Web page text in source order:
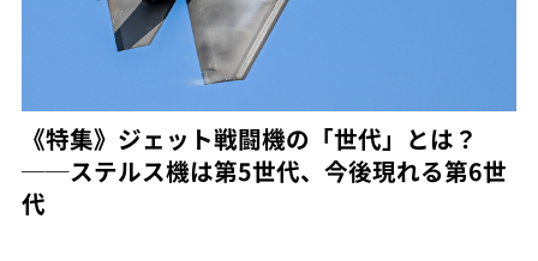
《特集》ジェット戦闘機の「世代」とは？
──ステルス機は第5世代、今後現れる第6世
代